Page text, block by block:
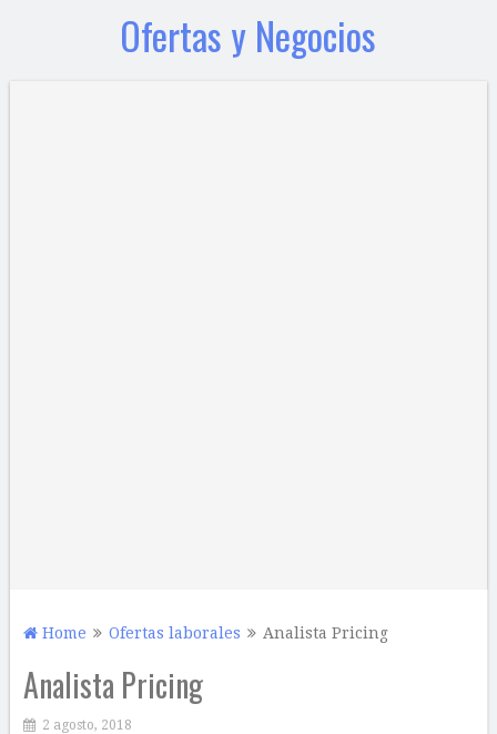
Ofertas y Negocios
Home Ofertas laborales Analista Pricing
Analista Pricing
2 agosto, 2018